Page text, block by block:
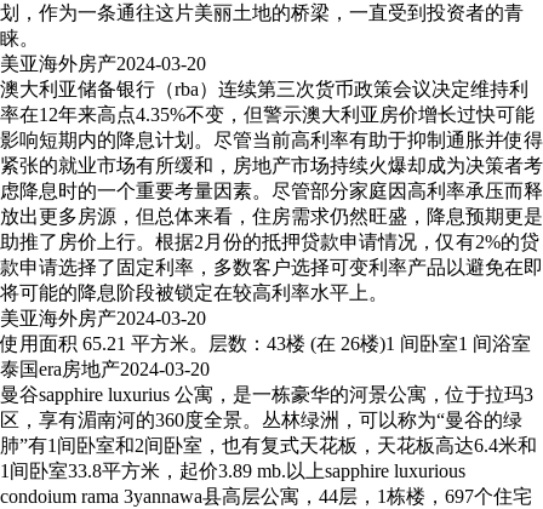
划，作为一条通往这片美丽土地的桥梁，一直受到投资者的青
睐。
美亚海外房产2024-03-20
澳大利亚储备银行（rba）连续第三次货币政策会议决定维持利
率在12年来高点4.35%不变，但警示澳大利亚房价增长过快可能
影响短期内的降息计划。尽管当前高利率有助于抑制通胀并使得
紧张的就业市场有所缓和，房地产市场持续火爆却成为决策者考
虑降息时的一个重要考量因素。尽管部分家庭因高利率承压而释
放出更多房源，但总体来看，住房需求仍然旺盛，降息预期更是
助推了房价上行。根据2月份的抵押贷款申请情况，仅有2%的贷
款申请选择了固定利率，多数客户选择可变利率产品以避免在即
将可能的降息阶段被锁定在较高利率水平上。
美亚海外房产2024-03-20
使用面积 65.21 平方米。层数：43楼 (在 26楼)1 间卧室1 间浴室
泰国era房地产2024-03-20
曼谷sapphire luxurius 公寓，是一栋豪华的河景公寓，位于拉玛3
区，享有湄南河的360度全景。丛林绿洲，可以称为“曼谷的绿
肺”有1间卧室和2间卧室，也有复式天花板，天花板高达6.4米和
1间卧室33.8平方米，起价3.89 mb.以上sapphire luxurious
condoium rama 3yannawa县高层公寓，44层，1栋楼，697个住宅